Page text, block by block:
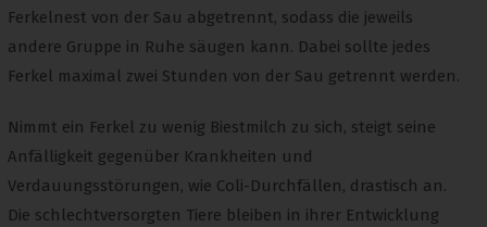
Ferkelnest von der Sau abgetrennt, sodass die jeweils
andere Gruppe in Ruhe säugen kann. Dabei sollte jedes
Ferkel maximal zwei Stunden von der Sau getrennt werden.
Nimmt ein Ferkel zu wenig Biestmilch zu sich, steigt seine
Anfälligkeit gegenüber Krankheiten und
Verdauungsstörungen, wie Coli-Durchfällen, drastisch an.
Die schlechtversorgten Tiere bleiben in ihrer Entwicklung